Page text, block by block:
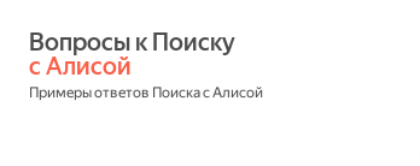
с Алисой
Примеры ответов Поиска с Алисой